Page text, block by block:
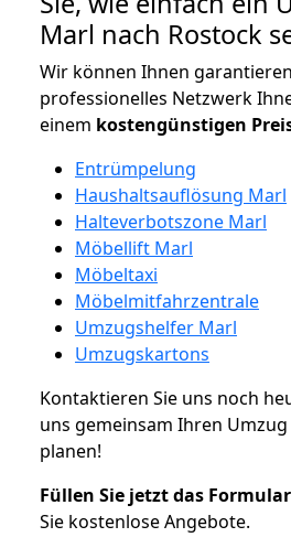
Marl nach Rostock
Wir können Ihnen
professionelles Netzwerk
einem kostengünstigen
Entrümpelung
Haushaltsauflösung Marl
Halteverbotszone Marl
Möbellift Marl
Möbeltaxi
Möbelmitfahrzentrale
Umzugshelfer Marl
Umzugskartons
Kontaktieren Sie uns noch
uns gemeinsam Ihren
planen!
Füllen Sie jetzt das
Sie kostenlose Angebote.